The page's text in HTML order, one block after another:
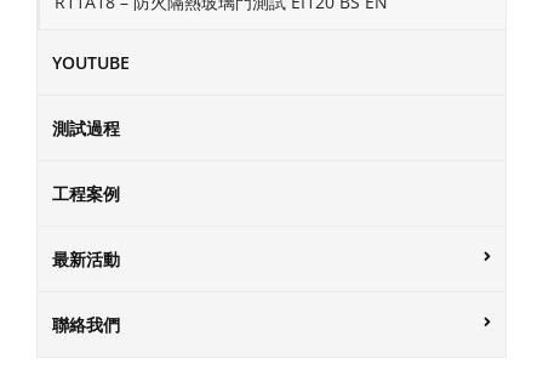
YOUTUBE
測試過程
工程案例
最新活動
聯絡我們